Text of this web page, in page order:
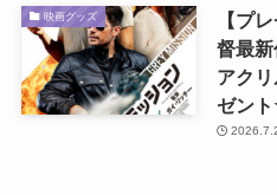
映画グッズ
【プ
督最新
アク
ゼン